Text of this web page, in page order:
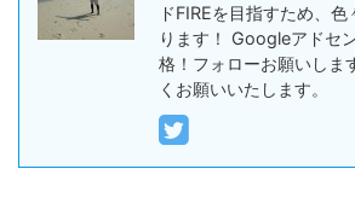
ドFIREを目指すため、
ります！ Googleアドセ
格！フォローお願いしま
くお願いいたします。